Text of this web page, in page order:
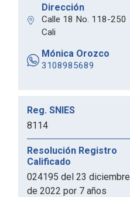
Dirección
Calle 18 No. 118-250
Cali
Mónica Orozco
3108985689
Reg. SNIES
8114
Resolución Registro
Calificado
024195 del 23 diciembre
de 2022 por 7 años